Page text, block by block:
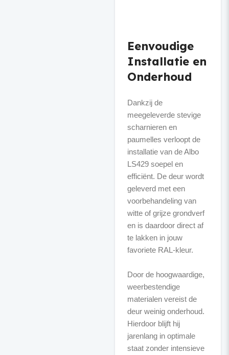
Eenvoudige
Installatie en
Onderhoud
Dankzij de
meegeleverde stevige
scharnieren en
paumelles verloopt de
installatie van de Albo
LS429 soepel en
efficiënt. De deur wordt
geleverd met een
voorbehandeling van
witte of grijze grondverf
en is daardoor direct af
te lakken in jouw
favoriete RAL-kleur.
Door de hoogwaardige,
weerbestendige
materialen vereist de
deur weinig onderhoud.
Hierdoor blijft hij
jarenlang in optimale
staat zonder intensieve